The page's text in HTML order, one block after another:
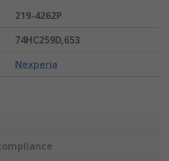
219-4262P
74HC259D,653
Nexperia